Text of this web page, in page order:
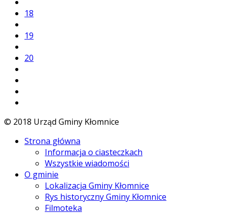
18
19
20
© 2018 Urząd Gminy Kłomnice
Strona główna
Informacja o ciasteczkach
Wszystkie wiadomości
O gminie
Lokalizacja Gminy Kłomnice
Rys historyczny Gminy Kłomnice
Filmoteka